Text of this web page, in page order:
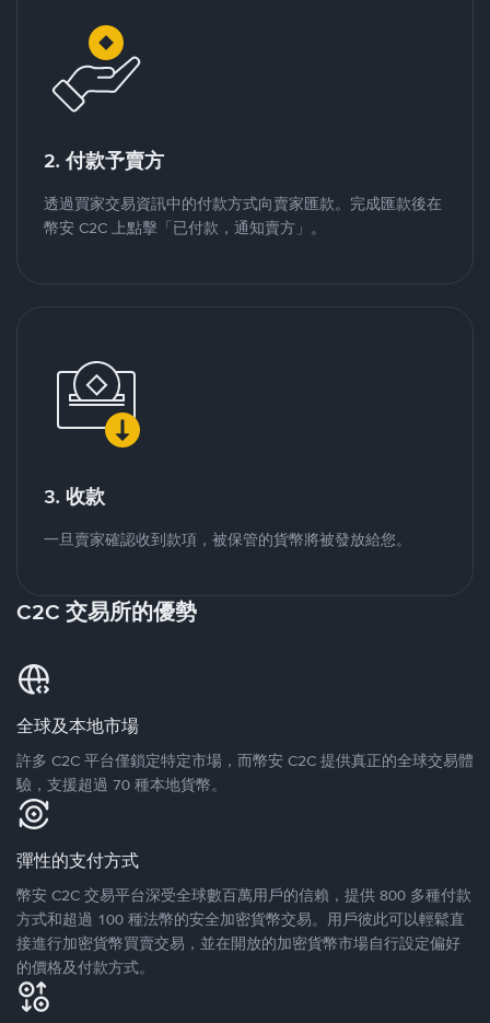
2. 付款予賣方
透過買家交易資訊中的付款方式向賣家匯款。完成匯款後在
幣安 C2C 上點擊「已付款，通知賣方」。
3. 收款
一旦賣家確認收到款項，被保管的貨幣將被發放給您。
C2C 交易所的優勢
全球及本地市場
許多 C2C 平台僅鎖定特定市場，而幣安 C2C 提供真正的全球交易體
驗，支援超過 70 種本地貨幣。
彈性的支付方式
幣安 C2C 交易平台深受全球數百萬用戶的信賴，提供 800 多種付款
方式和超過 100 種法幣的安全加密貨幣交易。用戶彼此可以輕鬆直
接進行加密貨幣買賣交易，並在開放的加密貨幣市場自行設定偏好
的價格及付款方式。